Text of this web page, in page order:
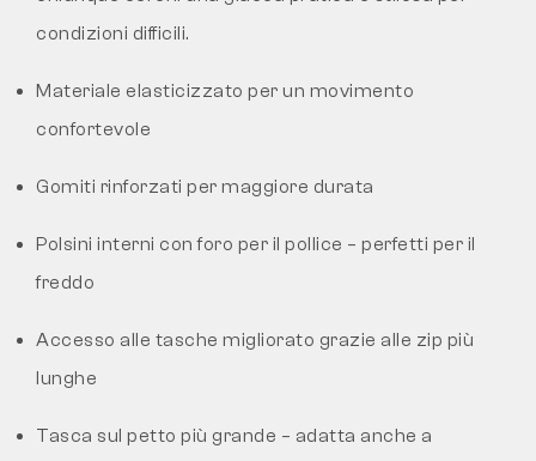
condizioni difficili.
Materiale elasticizzato per un movimento
confortevole
Gomiti rinforzati per maggiore durata
Polsini interni con foro per il pollice – perfetti per il
freddo
Accesso alle tasche migliorato grazie alle zip più
lunghe
Tasca sul petto più grande – adatta anche a